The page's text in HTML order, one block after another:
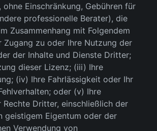
ohne Einschränkung, Gebühren für
professionelle Berater), die
Zusammenhang mit Folgendem
Zugang zu oder Ihre Nutzung der
der Inhalte und Dienste Dritter;
dieser Lizenz; (iii) Ihre
(iv) Ihre Fahrlässigkeit oder Ihr
oder (v) Ihre
Rechte Dritter, einschließlich der
geistigem Eigentum oder der
Verwendung von